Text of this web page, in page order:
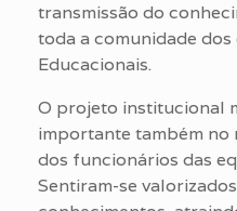
transmissão do
toda a comunidade dos
Educacionais.
O projeto institucional
importante também no
dos funcionários das
Sentiram-se